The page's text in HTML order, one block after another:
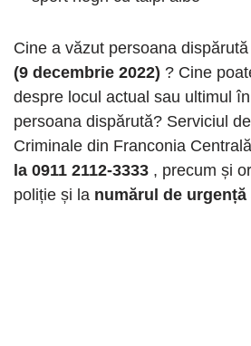
Cine a văzut persoana
(9 decembrie 2022) ? Cine
despre locul actual sau ultimul
persoana dispărută? Serviciul
Criminale din Franconia
la 0911 2112-3333 , precum și
poliție și la numărul de